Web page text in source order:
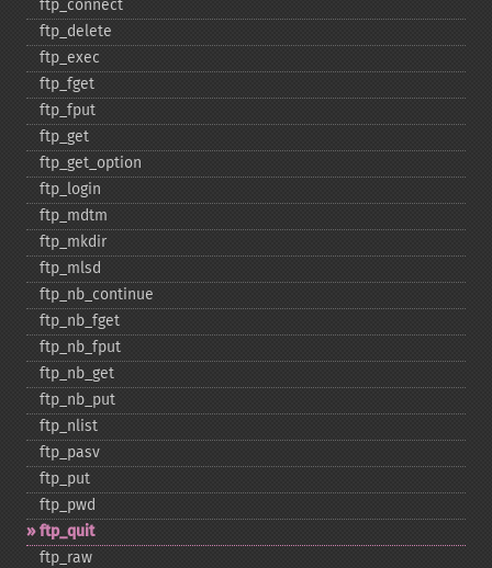
ftp_​connect
ftp_​delete
ftp_​exec
ftp_​fget
ftp_​fput
ftp_​get
ftp_​get_​option
ftp_​login
ftp_​mdtm
ftp_​mkdir
ftp_​mlsd
ftp_​nb_​continue
ftp_​nb_​fget
ftp_​nb_​fput
ftp_​nb_​get
ftp_​nb_​put
ftp_​nlist
ftp_​pasv
ftp_​put
ftp_​pwd
ftp_​quit
ftp_​raw